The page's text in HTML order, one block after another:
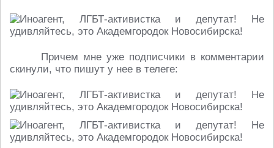
Причем мне уже подписчики в комментарии
скинули, что пишут у нее в телеге: